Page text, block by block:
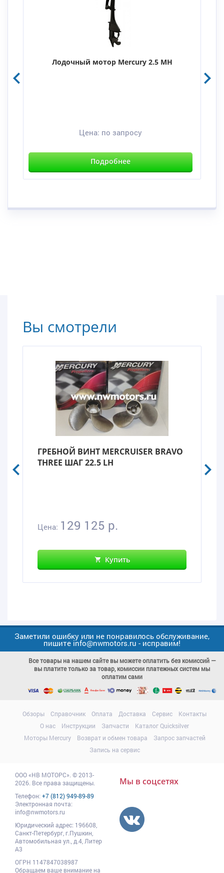
Лодочный мотор Mercury 2.5 MH
Цена: по запросу
Подробнее
Вы смотрели
ГРЕБНОЙ ВИНТ MERCRUISER BRAVO
THREE ШАГ 22.5 LH
Цена: 129 125 р.
Купить
Заметили ошибку или не понравилось обслуживание,
пишите info@nwmotors.ru - исправим!
Все товары на нашем сайте вы можете оплатить без комиссий —
вы платите только за товар, комиссии платежных систем мы
оплатим сами
Обзоры Справочник Оплата Доставка Сервис
Контакты
О нас
Инструкции Запчасти
Каталог Quicksilver
Моторы Mercury
Возврат и обмен товара
Запрос запчастей
Запись на сервис
ООО«НВ МОТОРС» © 2013-
2026. Все права защищены.
Телефон: +7 (812) 949-89-89
Электронная почта:
info@nwmotors.ru
Юридический адрес: 196608
Санкт-Петербург, г.Пушкин
Автомобильная ул., д.4, Литер
А3
ОГРН 1147847038987
Обращаем ваше внимание на
Мы в соцсетях